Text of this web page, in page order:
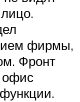
фирмы,
Фронт